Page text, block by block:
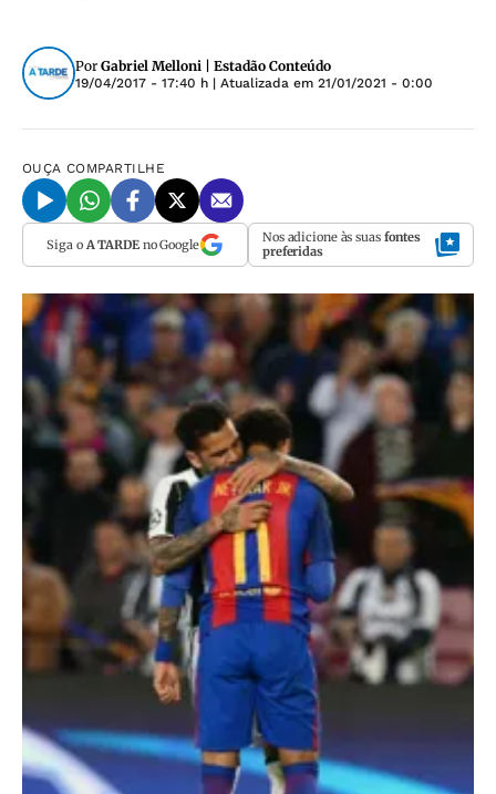
Por Gabriel Melloni | Estadão Conteúdo
19/04/2017 - 17:40 h | Atualizada em 21/01/2021 - 0:00
OUÇA COMPARTILHE
Siga o A TARDEno Google Nos adicione às suas fontes
preferidas